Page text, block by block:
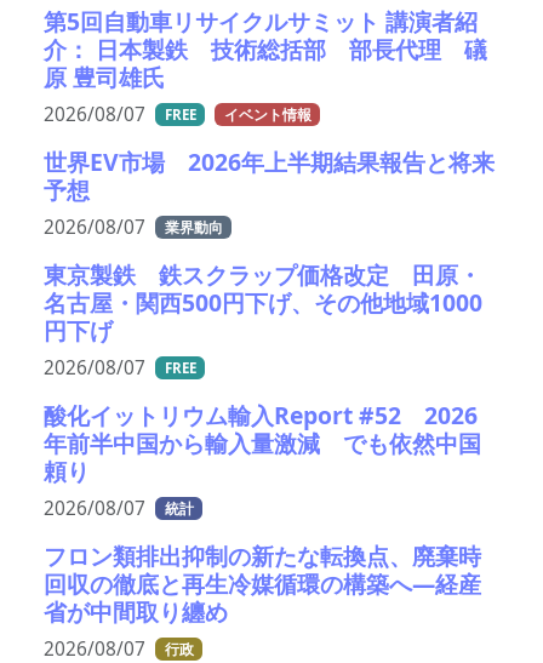
第5回自動車リサイクルサミット 講演者紹
介： 日本製鉄 技術総括部 部長代理 礒
原 豊司雄氏
2026/08/07 FREE イベント情報
世界EV市場 2026年上半期結果報告と将来
予想
2026/08/07 業界動向
東京製鉄 鉄スクラップ価格改定 田原・
名古屋・関西500円下げ、その他地域1000
円下げ
2026/08/07 FREE
酸化イットリウム輸入Report #52 2026
年前半中国から輸入量激減 でも依然中国
頼り
2026/08/07 統計
フロン類排出抑制の新たな転換点、廃棄時
回収の徹底と再生冷媒循環の構築へ―経産
省が中間取り纏め
2026/08/07 行政